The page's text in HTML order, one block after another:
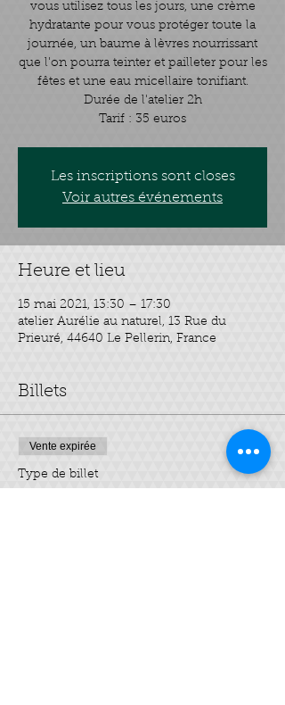
vous utilisez tous les jours, une crème
hydratante pour vous protéger toute la
journée, un baume à lèvres nourrissant
que l'on pourra teinter et pailleter pour les
fêtes et une eau micellaire tonifiant.
Durée de l'atelier 2h
Tarif : 35 euros
Les inscriptions sont closes
Voir autres événements
Heure et lieu
15 mai 2021, 13:30 – 17:30
atelier Aurélie au naturel, 13 Rue du
Prieuré, 44640 Le Pellerin, France
Billets
Vente expirée
Type de billet